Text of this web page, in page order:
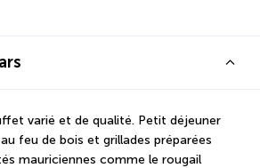
varié et de qualité. Petit déjeuner
feu de bois et grillades préparées
mauriciennes comme le rougail